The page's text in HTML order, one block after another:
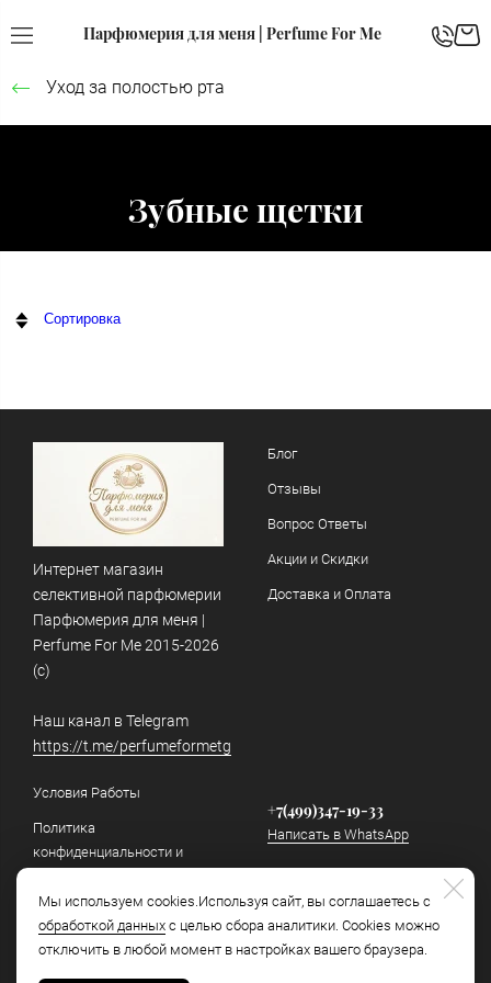
Парфюмерия для меня | Perfume For Me
Уход за полостью рта
Зубные щетки
Сортировка
Мы используем cookies.Используя сайт, вы соглашаетесь с
обработкой данных с целью сбора аналитики. Cookies можно
отключить в любой момент в настройках вашего браузера.
Интернет магазин
селективной парфюмерии
Парфюмерия для меня |
Perfume For Me 2015-2026
(c)
Наш канал в Telegram
https://t.me/perfumeformetg
Блог
Отзывы
Вопрос Ответы
Акции и Скидки
Доставка и Оплата
Условия Работы
Политика
конфиденциальности и
данных
Как отличить подделку
+7(499)347-19-33
Написать в WhatsApp
info@perfumeforme.ru
Написать в Telegram